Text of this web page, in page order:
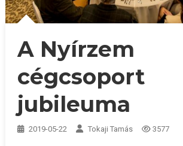
A Nyírzem
cégcsoport
jubileuma
2019-05-22 Tokaji Tamás 3577